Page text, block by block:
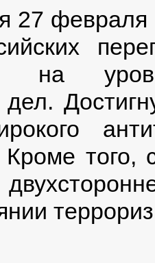
27 февраля
на
того,